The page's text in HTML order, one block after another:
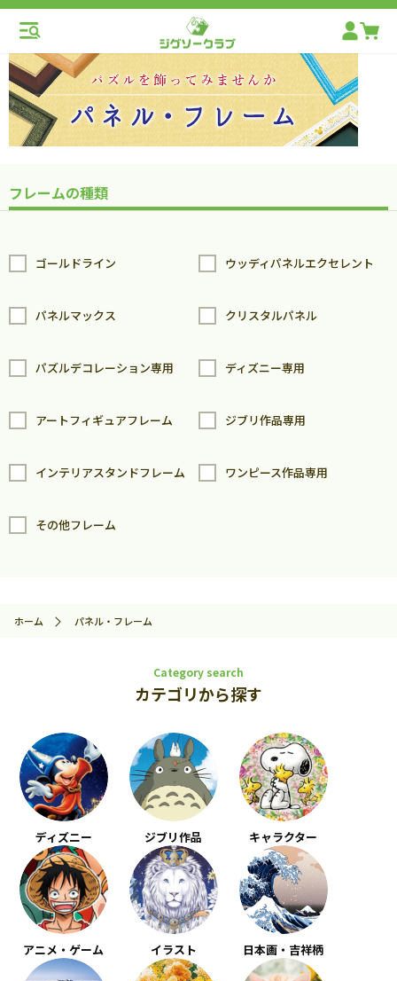
フレームの種類
ゴールドライン ウッディパネルエクセレント
パネルマックス クリスタルパネル
パズルデコレーション専用 ディズニー専用
アートフィギュアフレーム ジブリ作品専用
インテリアスタンドフレーム ワンピース作品専用
その他フレーム
ホーム パネル・フレーム
Category search
カテゴリから探す
ディズニー ジブリ作品 キャラクター
アニメ・ゲーム イラスト 日本画・吉祥柄